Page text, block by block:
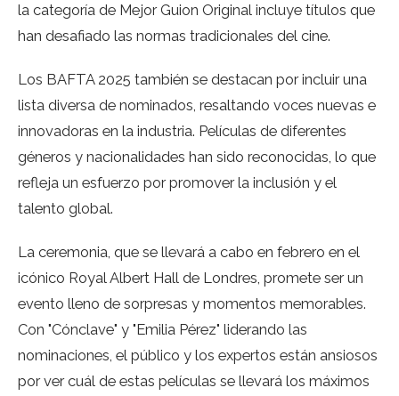
la categoría de Mejor Guion Original incluye títulos que
han desafiado las normas tradicionales del cine.
Los BAFTA 2025 también se destacan por incluir una
lista diversa de nominados, resaltando voces nuevas e
innovadoras en la industria. Películas de diferentes
géneros y nacionalidades han sido reconocidas, lo que
refleja un esfuerzo por promover la inclusión y el
talento global.
La ceremonia, que se llevará a cabo en febrero en el
icónico Royal Albert Hall de Londres, promete ser un
evento lleno de sorpresas y momentos memorables.
Con "Cónclave" y "Emilia Pérez" liderando las
nominaciones, el público y los expertos están ansiosos
por ver cuál de estas películas se llevará los máximos